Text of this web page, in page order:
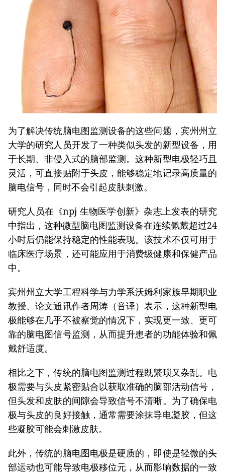
为了解决传统脑电图监测设备的这些问题，宾州州立
大学的研究人员开发了一种类似头发的新型设备，用
于长期、非侵入式的脑部监测。这种新型电极轻巧且
灵活，可直接贴附于头皮，能够稳定地记录高质量的
脑电信号，同时不会引起皮肤刺激。
研究人员在《npj 生物医学创新》杂志上发表的研究
中指出，这种微型脑电图监测设备在连续佩戴超过24
小时后仍能保持稳定的性能表现。该技术不仅可用于
临床医疗场景，还可能应用于消费级健康和保健产品
中。
宾州州立大学工程科学与力学系沃姆利家族早期职业
教授、论文通讯作者周涛（音译）表示，这种新型电
极能够在几乎不被察觉的情况下，实现更一致、更可
靠的脑电图信号监测，从而提升患者的功能体验和佩
戴舒适度。
相比之下，传统的脑电图监测过程既繁琐又杂乱。电
极需要与头皮紧密贴合以获取准确的脑部活动信号，
但头发和皮肤的间隙会导致信号不清晰。为了确保电
极与头皮的良好接触，通常需要涂抹导电凝胶，但这
些凝胶可能会刺激皮肤。
此外，传统的脑电图电极是硬质的，即使是轻微的头
部运动也可能导致电极移位元，从而影响数据的一致